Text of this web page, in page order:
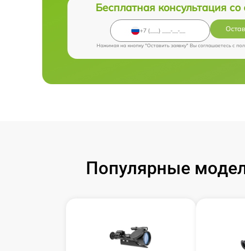
Бесплатная консультация
Нажимая на кнопку "Оставить заявку" Вы соглашаетесь c
Популярные